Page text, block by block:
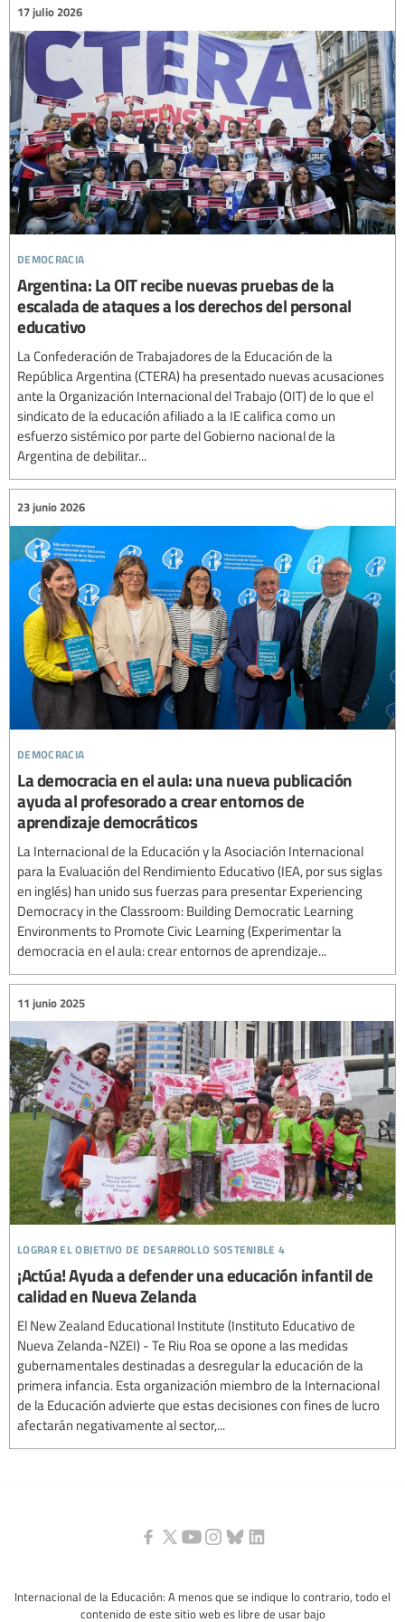
democracia
17 julio 2026
Argentina: La OIT recibe nuevas pruebas de la
escalada de ataques a los derechos del personal
educativo
La Confederación de Trabajadores de la Educación de la
República Argentina (CTERA) ha presentado nuevas acusaciones
ante la Organización Internacional del Trabajo (OIT) de lo que el
sindicato de la educación afiliado a la IE califica como un
esfuerzo sistémico por parte del Gobierno nacional de la
Argentina de debilitar...
democracia
23 junio 2026
La democracia en el aula: una nueva publicación
ayuda al profesorado a crear entornos de
aprendizaje democráticos
La Internacional de la Educación y la Asociación Internacional
para la Evaluación del Rendimiento Educativo (IEA, por sus siglas
en inglés) han unido sus fuerzas para presentar Experiencing
Democracy in the Classroom: Building Democratic Learning
Environments to Promote Civic Learning (Experimentar la
democracia en el aula: crear entornos de aprendizaje...
lograr el objetivo de desarrollo sostenible 4
11 junio 2025
¡Actúa! Ayuda a defender una educación infantil de
calidad en Nueva Zelanda
El New Zealand Educational Institute (Instituto Educativo de
Nueva Zelanda-NZEI) - Te Riu Roa se opone a las medidas
gubernamentales destinadas a desregular la educación de la
primera infancia. Esta organización miembro de la Internacional
de la Educación advierte que estas decisiones con fines de lucro
afectarán negativamente al sector,...
Internacional de la Educación: A menos que se indique lo contrario, todo el
contenido de este sitio web es libre de usar bajo